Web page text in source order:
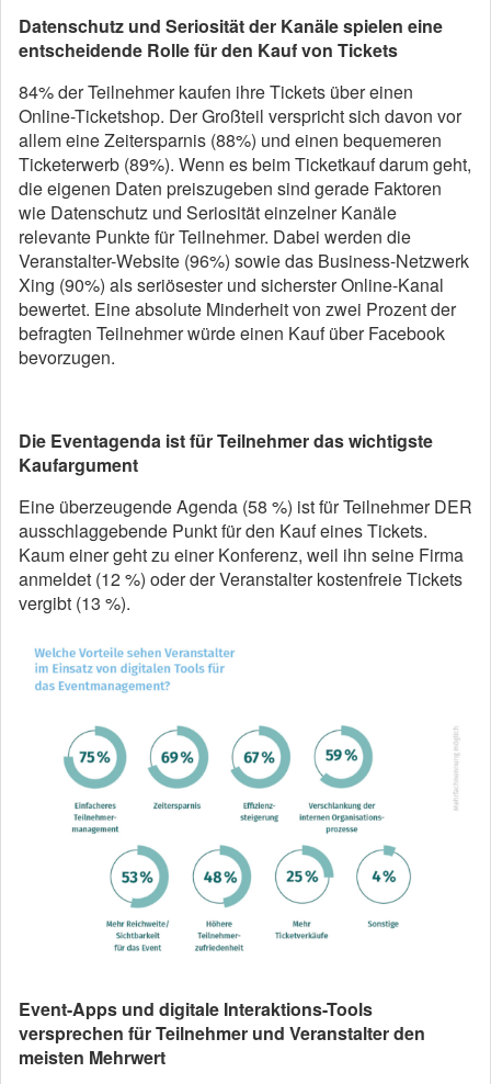
Datenschutz und Seriosität der Kanäle spielen eine
entscheidende Rolle für den Kauf von Tickets
84% der Teilnehmer kaufen ihre Tickets über einen
Online-Ticketshop. Der Großteil verspricht sich davon vor
allem eine Zeitersparnis (88%) und einen bequemeren
Ticketerwerb (89%). Wenn es beim Ticketkauf darum geht,
die eigenen Daten preiszugeben sind gerade Faktoren
wie Datenschutz und Seriosität einzelner Kanäle
relevante Punkte für Teilnehmer. Dabei werden die
Veranstalter-Website (96%) sowie das Business-Netzwerk
Xing (90%) als seriösester und sicherster Online-Kanal
bewertet. Eine absolute Minderheit von zwei Prozent der
befragten Teilnehmer würde einen Kauf über Facebook
bevorzugen.
Die Eventagenda ist für Teilnehmer das wichtigste
Kaufargument
Eine überzeugende Agenda (58 %) ist für Teilnehmer DER
ausschlaggebende Punkt für den Kauf eines Tickets.
Kaum einer geht zu einer Konferenz, weil ihn seine Firma
anmeldet (12 %) oder der Veranstalter kostenfreie Tickets
vergibt (13 %).
Event-Apps und digitale Interaktions-Tools
versprechen für Teilnehmer und Veranstalter den
meisten Mehrwert